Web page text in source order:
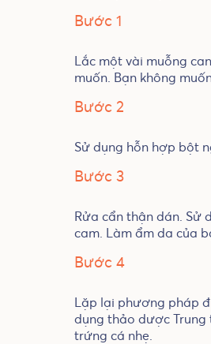
Bước 1
Lắc một vài muỗng
muốn. Bạn không
Bước 2
Sử dụng hỗn hợp bột
Bước 3
Rửa cẩn thận dán. Sử
cam. Làm ẩm da của
Bước 4
Lặp lại phương pháp
dụng thảo dược Trung
trứng cá nhẹ.